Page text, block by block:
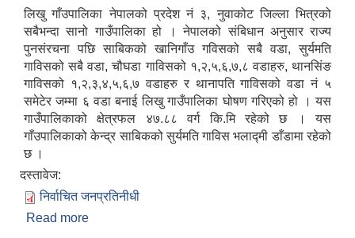
लिखु गाँउपालिका नेपालको प्रदेश नं ३, नुवाकोट जिल्ला भित्रको
सबैभन्दा सानो गाउँपालिका हो । नेपालको संबिधान अनुसार राज्य
पुनसंरचना पछि साबिकको खानिगाँउ गविसको सबै वडा, सुर्यमति
गाविसको सबै वडा, चौघडा गाविसको १,२,५,६,७,८ वडाहरु, थानसिंङ
गाविसको १,२,३,४,५,६,७ वडाहरु र थानापति गाविसको वडा नं ५
समेटेर जम्मा ६ वडा बनाई लिखु गाउँपालिका घोषण गरिएको हो । यस
गाउँपालिकाको क्षेत्रफल ४७.८८ वर्ग कि.मि रहेको छ । यस
गाँउपालिकाको केन्द्र साबिकको सुर्यमति गाविस भलाद्मी डाँडामा रहेको
छ ।
दस्तावेज:
निर्वाचित जनप्रतिनीधी
Read more